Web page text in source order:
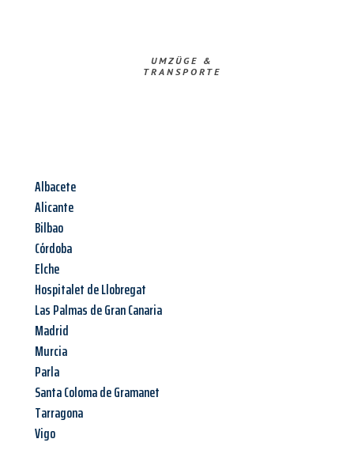
UMZÜGE &
TRANSPORTE
Albacete
Alicante
Bilbao
Córdoba
Elche
Hospitalet de Llobregat
Las Palmas de Gran Canaria
Madrid
Murcia
Parla
Santa Coloma de Gramanet
Tarragona
Vigo